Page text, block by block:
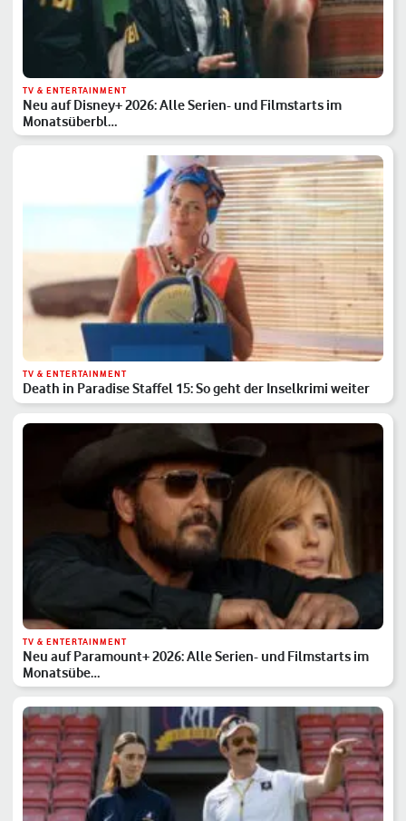
TV & ENTERTAINMENT
Neu auf Disney+ 2026: Alle Serien- und Filmstarts im
Monatsüberbl…
TV & ENTERTAINMENT
Death in Paradise Staffel 15: So geht der Inselkrimi weiter
TV & ENTERTAINMENT
Neu auf Paramount+ 2026: Alle Serien- und Filmstarts im
Monatsübe…